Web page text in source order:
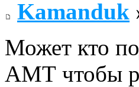
Kamanduk
Может кто
АМТ чтобы